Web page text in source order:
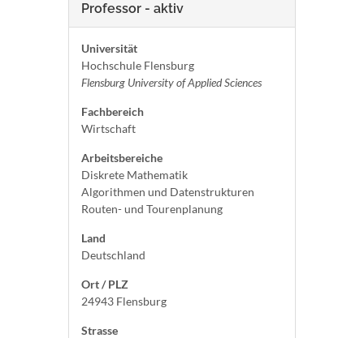
Professor - aktiv
Universität
Hochschule Flensburg
Flensburg University of Applied Sciences
Fachbereich
Wirtschaft
Arbeitsbereiche
Diskrete Mathematik
Algorithmen und Datenstrukturen
Routen- und Tourenplanung
Land
Deutschland
Ort / PLZ
24943 Flensburg
Strasse